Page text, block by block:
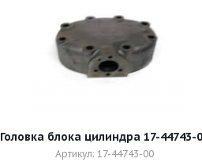
Головка блока цилиндра 17-44743-
Артикул: 17-44743-00